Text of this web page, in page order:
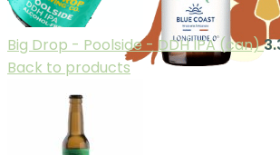
Big Drop - Poolside - DDH IPA (can)
Back to products